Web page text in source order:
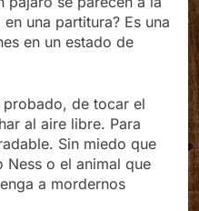
una partitura? Es una
en un estado de
de tocar el
al aire libre. Para
Sin miedo que
Ness o el animal que
a mordernos